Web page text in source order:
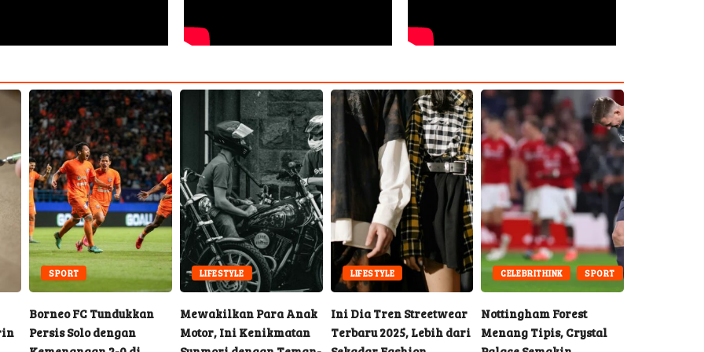
SPORT
Borneo FC Tundukkan
Persis Solo dengan
LIFESTYLE
Mewakilkan Para Anak
Motor, Ini Kenikmatan
LIFESTYLE
Ini Dia Tren Streetwear
Terbaru 2025, Lebih dari
CELEBRITHINK SPORT
Nottingham Forest
Menang Tipis, Crystal